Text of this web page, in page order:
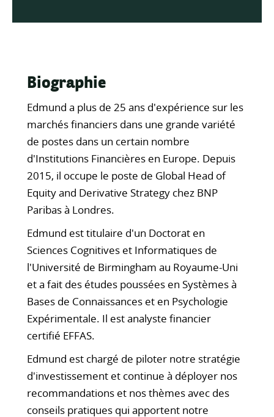
Biographie
Edmund a plus de 25 ans d'expérience sur les
marchés financiers dans une grande variété
de postes dans un certain nombre
d'Institutions Financières en Europe. Depuis
2015, il occupe le poste de Global Head of
Equity and Derivative Strategy chez BNP
Paribas à Londres.
Edmund est titulaire d'un Doctorat en
Sciences Cognitives et Informatiques de
l'Université de Birmingham au Royaume-Uni
et a fait des études poussées en Systèmes à
Bases de Connaissances et en Psychologie
Expérimentale. Il est analyste financier
certifié EFFAS.
Edmund est chargé de piloter notre stratégie
d'investissement et continue à déployer nos
recommandations et nos thèmes avec des
conseils pratiques qui apportent notre